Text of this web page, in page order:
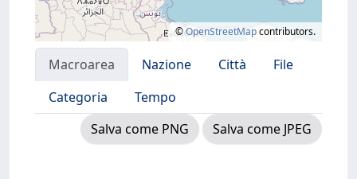
©OpenStreetMapcontributors.
Macroarea Nazione Città
File
Categoria
Tempo
Salva come PNG
Salva come JPEG